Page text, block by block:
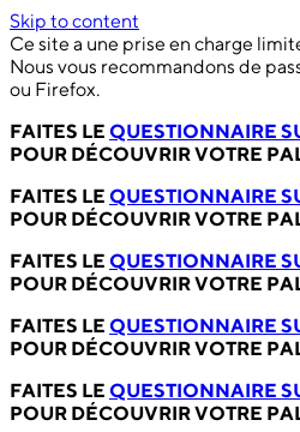
Skip to content
Ce site a une prise en charge
Nous vous recommandons de
ou Firefox.
FAITES LE QUESTIONNAIRE
POUR DÉCOUVRIR VOTRE
FAITES LE QUESTIONNAIRE
POUR DÉCOUVRIR VOTRE
FAITES LE QUESTIONNAIRE
POUR DÉCOUVRIR VOTRE
FAITES LE QUESTIONNAIRE
POUR DÉCOUVRIR VOTRE
FAITES LE QUESTIONNAIRE
POUR DÉCOUVRIR VOTRE